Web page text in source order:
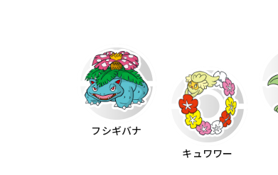
フシギバナ
キュワワー